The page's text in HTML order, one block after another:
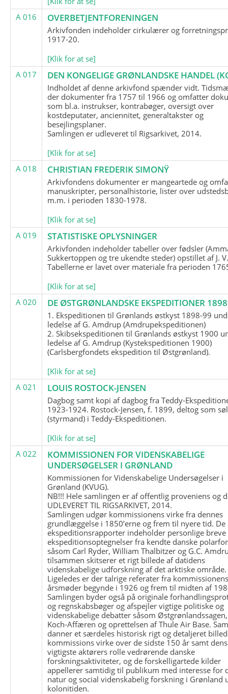
A 016
OVERBETJENTFORENINGEN
Arkivfonden indeholder cirkulærer og
1917-20.
[Klik for at se]
A 017
DEN KONGELIGE GRØNLANDSKE HANDEL
Indholdet af denne arkivfond spænder vidt.
der dokumenter fra 1757 til 1966 og omfatter
som bl.a. instrukser, kontrabøger, oversigt over
kostdeputater, anciennitet, generaltakster og
besejlingsplaner.
Samlingen er udleveret til Rigsarkivet, 2014.
[Klik for at se]
A 018
CHRISTIAN FREDERIK SIMONŸ
Arkivfondens dokumenter er mangeartede og
manuskripter, personalhistorie, lister over
m.m. i perioden 1830-1978.
[Klik for at se]
A 019
STATISTISKE OPLYSNINGER
Arkivfonden indeholder tabeller over fødsler
Sukkertoppen og tre ukendte steder) opstillet af J.
Tabellerne er lavet over materiale fra perioden
[Klik for at se]
A 020
DE ØSTGRØNLANDSKE EKSPEDITIONER
1. Ekspeditionen til Grønlands østkyst 1898-99
ledelse af G. Amdrup (Amdrupekspeditionen)
2. Skibsekspeditionen til Grønlands østkyst 1900
ledelse af G. Amdrup (Kystekspeditionen 1900)
(Carlsbergfondets ekspedition til Østgrønland).
[Klik for at se]
A 021
LOUIS ROSTOCK-JENSEN
Dagbog samt kopi af dagbog fra Teddy-
1923-1924. Rostock-Jensen, f. 1899, deltog som
(styrmand) i Teddy-Ekspeditionen.
[Klik for at se]
A 022
KOMMISSIONEN FOR VIDENSKABELIGE
UNDERSØGELSER I GRØNLAND
Kommissionen for Videnskabelige Undersøgelser i
Grønland (KVUG).
NB!!! Hele samlingen er af offentlig proveniens og
UDLEVERET TIL RIGSARKIVET, 2014.
Samlingen udgør kommissionens virke fra dennes
grundlæggelse i 1850’erne og frem til nyere tid.
ekspeditionsrapporter indeholder personlige breve
ekspeditionsoptegnelser fra kendte danske
såsom Carl Ryder, William Thalbitzer og G.C.
tilsammen skitserer et rigt billede af datidens
videnskabelige udforskning af det arktiske område.
Ligeledes er der talrige referater fra
årsmøder begynde i 1926 og frem til midten af
Samlingen byder også på originale
og regnskabsbøger og afspejler vigtige politiske og
videnskabelige debatter såsom
Koch-Affæren og oprettelsen af Thule Air Base.
danner et særdeles historisk rigt og detaljeret
kommissions virke over de sidste 150 år samt dens
vigtigste aktørers rolle vedrørende danske
forskningsaktiviteter, og de forskelligartede kilder
appellerer samtidig til publikum med interesse for
natur og social videnskabelig forskning i Grønland
kolonitiden.